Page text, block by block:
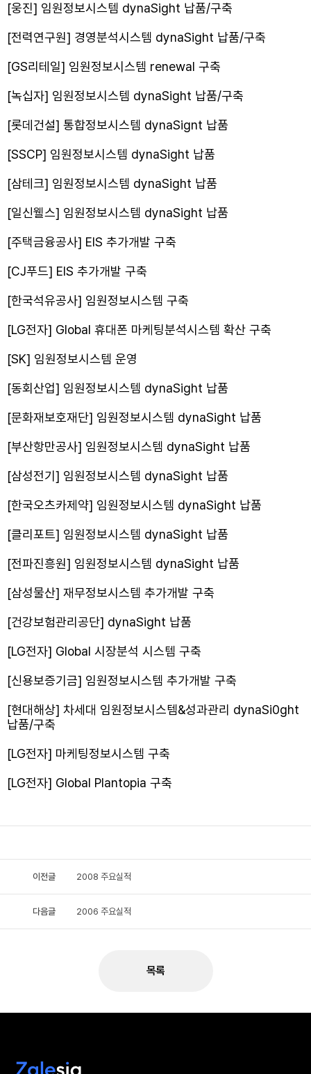
[웅진] 임원정보시스템 dynaSight 납품/구축
[전력연구원] 경영분석시스템 dynaSight 납품/구축
[GS리테일] 임원정보시스템 renewal 구축
[녹십자] 임원정보시스템 dynaSight 납품/구축
[롯데건설] 통합정보시스템 dynaSignt 납품
[SSCP] 임원정보시스템 dynaSight 납품
[삼테크] 임원정보시스템 dynaSight 납품
[일신웰스] 임원정보시스템 dynaSight 납품
[주택금융공사] EIS 추가개발 구축
[CJ푸드] EIS 추가개발 구축
[한국석유공사] 임원정보시스템 구축
[LG전자] Global 휴대폰 마케팅분석시스템 확산 구축
[SK] 임원정보시스템 운영
[동회산업] 임원정보시스템 dynaSight 납품
[문화재보호재단] 임원정보시스템 dynaSight 납품
[부산항만공사] 임원정보시스템 dynaSight 납품
[삼성전기] 임원정보시스템 dynaSight 납품
[한국오츠카제약] 임원정보시스템 dynaSight 납품
[클리포트] 임원정보시스템 dynaSight 납품
[전파진흥원] 임원정보시스템 dynaSight 납품
[삼성물산] 재무정보시스템 추가개발 구축
[건강보험관리공단] dynaSight 납품
[LG전자] Global 시장분석 시스템 구축
[신용보증기금] 임원정보시스템 추가개발 구축
[현대해상] 차세대 임원정보시스템&성과관리 dynaSi0ght
납품/구축
[LG전자] 마케팅정보시스템 구축
[LG전자] Global Plantopia 구축
이전글 2008 주요실적
다음글 2006 주요실적
목록